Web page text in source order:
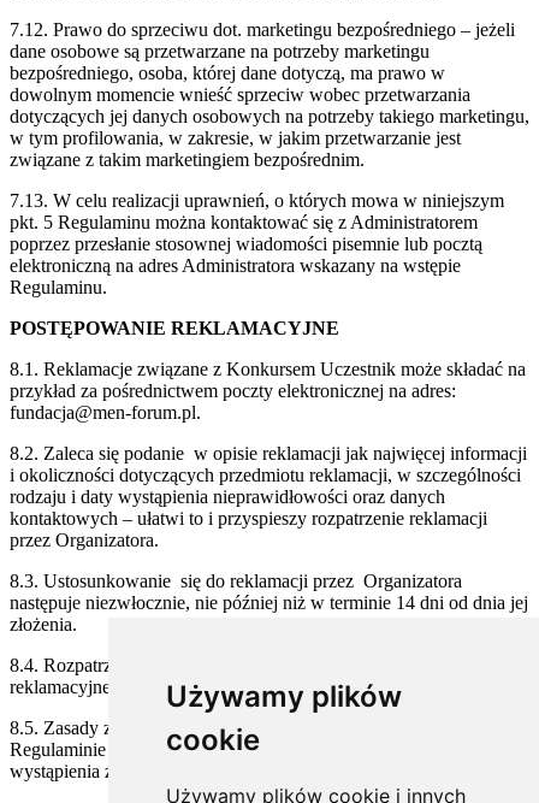
Używamy plików
cookie
Używamy plików cookie i innych
7.12. Prawo do sprzeciwu dot. marketingu bezpośredniego – jeżeli
dane osobowe są przetwarzane na potrzeby marketingu
bezpośredniego, osoba, której dane dotyczą, ma prawo w
dowolnym momencie wnieść sprzeciw wobec przetwarzania
dotyczących jej danych osobowych na potrzeby takiego marketingu,
w tym profilowania, w zakresie, w jakim przetwarzanie jest
związane z takim marketingiem bezpośrednim.
7.13. W celu realizacji uprawnień, o których mowa w niniejszym
pkt. 5 Regulaminu można kontaktować się z Administratorem
poprzez przesłanie stosownej wiadomości pisemnie lub pocztą
elektroniczną na adres Administratora wskazany na wstępie
Regulaminu.
POSTĘPOWANIE REKLAMACYJNE
8.1. Reklamacje związane z Konkursem Uczestnik może składać na
przykład za pośrednictwem poczty elektronicznej na adres:
fundacja@men-forum.pl.
8.2. Zaleca się podanie w opisie reklamacji jak najwięcej informacji
i okoliczności dotyczących przedmiotu reklamacji, w szczególności
rodzaju i daty wystąpienia nieprawidłowości oraz danych
kontaktowych – ułatwi to i przyspieszy rozpatrzenie reklamacji
przez Organizatora.
8.3. Ustosunkowanie się do reklamacji przez Organizatora
następuje niezwłocznie, nie później niż w terminie 14 dni od dnia jej
złożenia.
8.4. Rozpatrzenie reklamacji wyczerpuje postępowanie
reklamacyjne prowadzone przez Organizatora.
8.5. Zasady zgłaszania i rozpatrywania reklamacji określone w
Regulaminie w żaden sposób nie ograniczają prawa Uczestnika do
wystąpienia z roszczeniem do właściwego Sądu powszechnego.